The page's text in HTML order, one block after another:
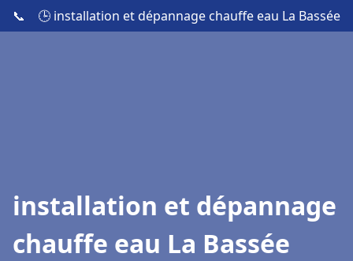
📞 🕒 installation et dépannage chauffe eau La Bassée
installation et dépannage
chauffe eau La Bassée